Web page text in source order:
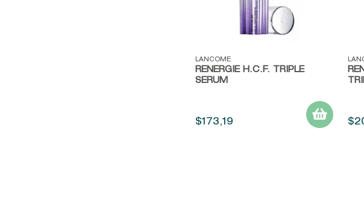
Vista rápida
LANCOME
RENERGIE H.C.F. TRIPLE
SERUM
$173,19 $